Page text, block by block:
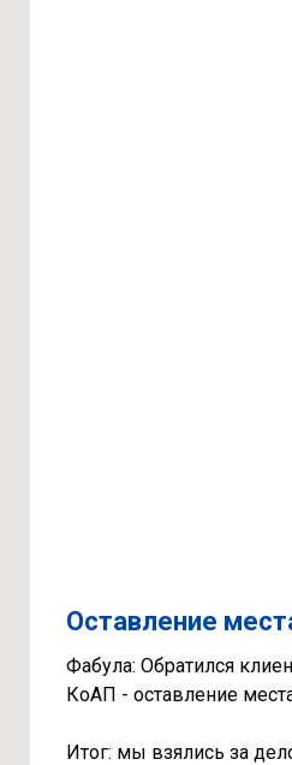
Оставление
Фабула: Обратился
КоАП - оставление
Итог: мы взялись за